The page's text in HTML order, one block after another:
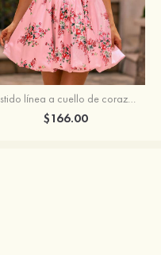
Vestido línea a cuello de corazón satén corto vestido para homecoming
$166.00